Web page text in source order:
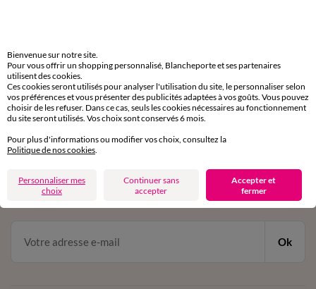
Service clients
par chat et par téléphone
de 8h00 à 20h00 du lundi au samedi
en vous inscrivant à la newsletter
dès 20€ d’achat
conditions dans votre email de confirmation
Ok
Bienvenue sur notre site.
Pour vous offrir un shopping personnalisé, Blancheporte et ses partenaires
utilisent des cookies.
Ces cookies seront utilisés pour analyser l'utilisation du site, le personnaliser selon
vos préférences et vous présenter des publicités adaptées à vos goûts. Vous pouvez
choisir de les refuser. Dans ce cas, seuls les cookies nécessaires au fonctionnement
du site seront utilisés. Vos choix sont conservés 6 mois.
Pour plus d'informations ou modifier vos choix, consultez la
Politique de nos cookies.
Personnaliser mes
choix
Continuer sans
accepter
Accepter et
fermer